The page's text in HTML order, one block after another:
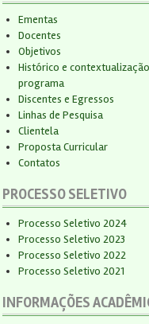
Ementas
Docentes
Objetivos
Histórico e
programa
Discentes e Egressos
Linhas de Pesquisa
Clientela
Proposta Curricular
Contatos
PROCESSO SELETIVO
Processo Seletivo 2024
Processo Seletivo 2023
Processo Seletivo 2022
Processo Seletivo 2021
INFORMAÇÕES